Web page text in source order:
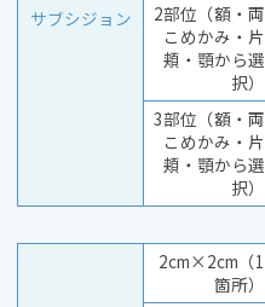
サブシジョン
2部位（額・両
こめかみ・片
頬・顎から選
択）
3部位（額・両
こめかみ・片
頬・顎から選
択）
2cm×2cm（1
箇所）